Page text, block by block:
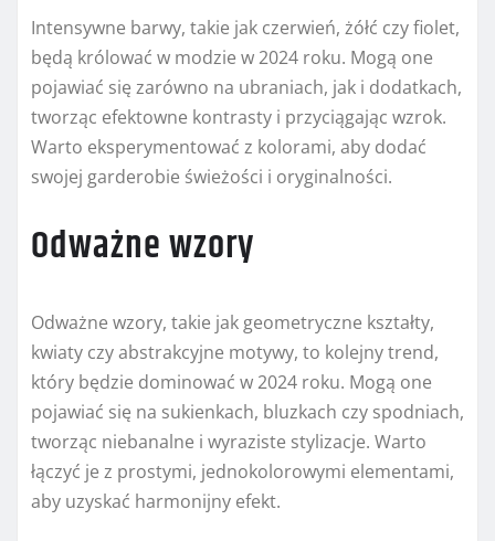
Intensywne barwy, takie jak czerwień, żółć czy fiolet,
będą królować w modzie w 2024 roku. Mogą one
pojawiać się zarówno na ubraniach, jak i dodatkach,
tworząc efektowne kontrasty i przyciągając wzrok.
Warto eksperymentować z kolorami, aby dodać
swojej garderobie świeżości i oryginalności.
Odważne wzory
Odważne wzory, takie jak geometryczne kształty,
kwiaty czy abstrakcyjne motywy, to kolejny trend,
który będzie dominować w 2024 roku. Mogą one
pojawiać się na sukienkach, bluzkach czy spodniach,
tworząc niebanalne i wyraziste stylizacje. Warto
łączyć je z prostymi, jednokolorowymi elementami,
aby uzyskać harmonijny efekt.